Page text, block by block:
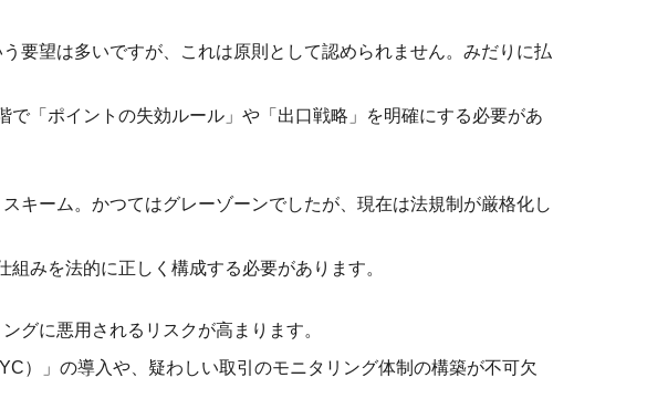
要望は多いですが、これは原則として認められません。みだりに払
「ポイントの失効ルール」や「出口戦略」を明確にする必要があ
キーム。かつてはグレーゾーンでしたが、現在は法規制が厳格化し
みを法的に正しく構成する必要があります。
グに悪用されるリスクが高まります。
）」の導入や、疑わしい取引のモニタリング体制の構築が不可欠